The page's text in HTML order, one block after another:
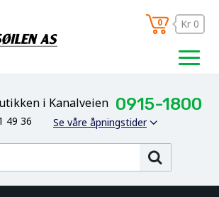
i Kanalveien 0915-1800
49 36 Se våre åpningstider
0 Kr 0